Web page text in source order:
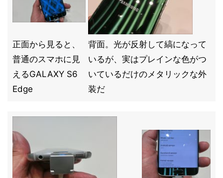
正面から見ると、
普通のスマホに見
えるGALAXY S6
Edge
背面。光が反射して縞になって
いるが、実はプレインな色がつ
いているだけのメタリックな外
装だ